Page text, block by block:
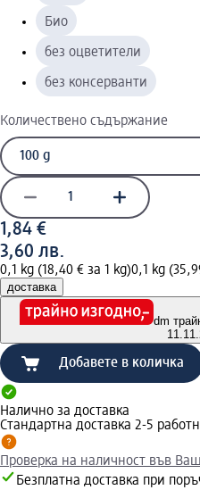
Био
без оцветители
без консерванти
Количествено съдържание
1,84 €
3,60 лв.
0,1 kg (18,40 € за 1 kg)0,1 kg
доставка
dm
Добавете в количка
Налично за доставка
Стандартна доставка 2-5
Проверка на наличност във
Безплатна доставка при